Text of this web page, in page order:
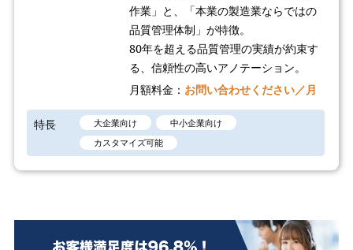
作業」と、「本業の製造業ならではの
品質管理体制」が特徴。
80年を超える品質管理の実績が約束す
る、信頼性の高いアノテーション。
月額料金： お問い合わせください／月
特長 大企業向け
中小企業向け
カスタマイズ可能